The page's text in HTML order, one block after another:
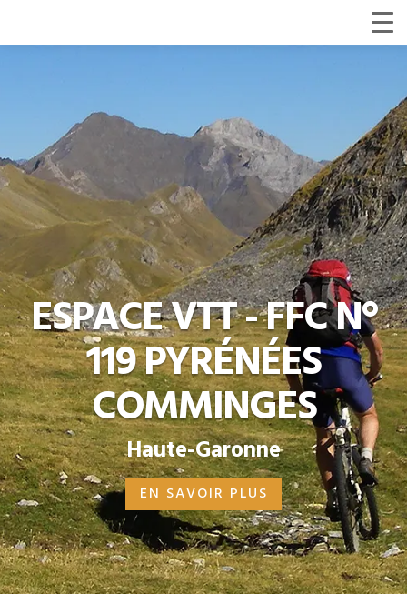
ESPACE VTT - FFC N°
119 PYRÉNÉES
COMMINGES
Haute-Garonne
EN SAVOIR PLUS